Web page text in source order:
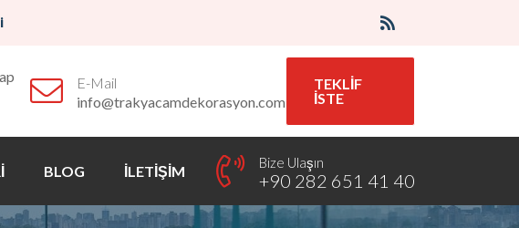
E-Mail
info@trakyacamdekorasyon.com
TEKLİF
İSTE
BLOG İLETİŞİM
Bize Ulaşın
+90 282 651 41 40